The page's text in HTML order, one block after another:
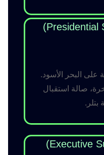
على البحر الأسود.
صالة استقبال